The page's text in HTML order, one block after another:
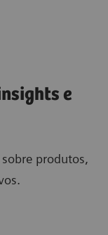
e
produtos,